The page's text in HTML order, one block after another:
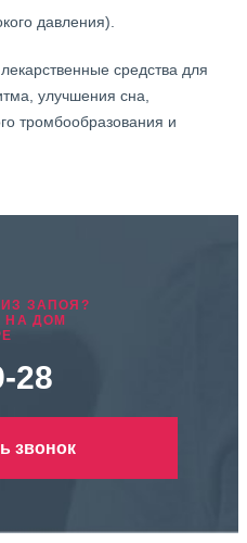
давления).
средства для
улучшения сна,
тромбообразования и
ЗАПОЯ?
НА ДОМ
28
звонок